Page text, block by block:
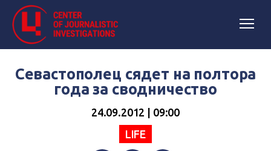
Севастополец сядет на полтора
года за сводничество
24.09.2012 | 09:00
LIFE